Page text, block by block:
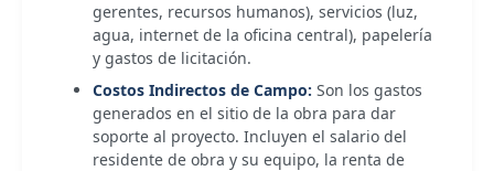
gerentes, recursos humanos), servicios (luz,
agua, internet de la oficina central), papelería
y gastos de licitación.
Costos Indirectos de Campo: Son los gastos
generados en el sitio de la obra para dar
soporte al proyecto. Incluyen el salario del
residente de obra y su equipo, la renta de